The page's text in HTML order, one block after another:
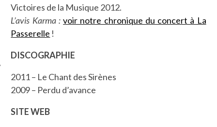
SOCIAUX
Victoires de la Musique 2012.
L’avis Karma :voir notre chronique du concert à La
Passerelle !
DISCOGRAPHIE
2011 – Le Chant des Sirènes
2009 – Perdu d’avance
SITE WEB